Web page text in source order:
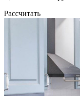
Рассчитать